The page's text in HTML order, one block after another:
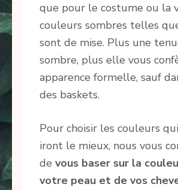
que pour le costume ou la
couleurs sombres telles
sont de mise. Plus une
sombre, plus elle vous
apparence formelle, sauf
des baskets.
Pour choisir les couleurs
iront le mieux, nous vous
de vous baser sur la
votre peau et de vos